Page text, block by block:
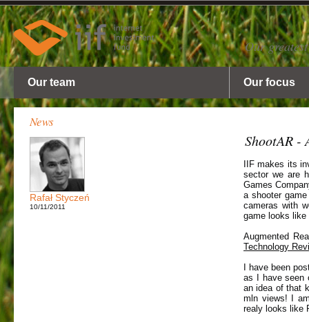
Our
Our team Our focus
News
Rafał Styczeń
10/11/2011
ShootAR -
IIF makes its
sector we are
Games
a shooter
cameras with
game looks like
Augmented
Technology
I have been
as I have seen
an idea of that
mln views! I
realy looks like